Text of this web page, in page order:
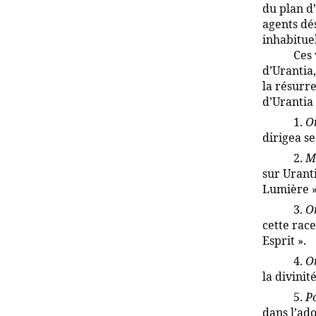
du plan
agents
la
1.
dirigea
2.
sur
Lumière
3.
cette
Esprit ».
4.
la
5.
dans